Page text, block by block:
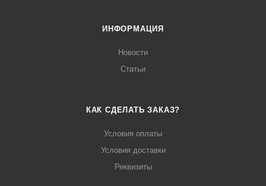
ИНФОРМАЦИЯ
Новости
Статьи
КАК СДЕЛАТЬ ЗАКАЗ?
Условия оплаты
Условия доставки
Реквизиты